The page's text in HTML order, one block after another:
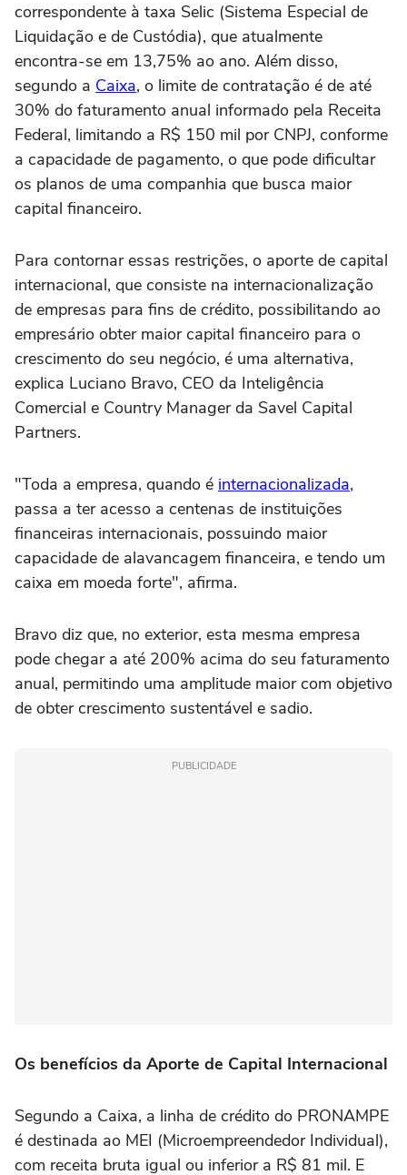
correspondente à taxa Selic (Sistema Especial de
Liquidação e de Custódia), que atualmente
encontra-se em 13,75% ao ano. Além disso,
segundo a Caixa, o limite de contratação é de até
30% do faturamento anual informado pela Receita
Federal, limitando a R$ 150 mil por CNPJ, conforme
a capacidade de pagamento, o que pode dificultar
os planos de uma companhia que busca maior
capital financeiro.
Para contornar essas restrições, o aporte de capital
internacional, que consiste na internacionalização
de empresas para fins de crédito, possibilitando ao
empresário obter maior capital financeiro para o
crescimento do seu negócio, é uma alternativa,
explica Luciano Bravo, CEO da Inteligência
Comercial e Country Manager da Savel Capital
Partners.
"Toda a empresa, quando é internacionalizada,
passa a ter acesso a centenas de instituições
financeiras internacionais, possuindo maior
capacidade de alavancagem financeira, e tendo um
caixa em moeda forte", afirma.
Bravo diz que, no exterior, esta mesma empresa
pode chegar a até 200% acima do seu faturamento
anual, permitindo uma amplitude maior com objetivo
de obter crescimento sustentável e sadio.
PUBLICIDADE
Os benefícios da Aporte de Capital Internacional
Segundo a Caixa, a linha de crédito do PRONAMPE
é destinada ao MEI (Microempreendedor Individual),
com receita bruta igual ou inferior a R$ 81 mil. E